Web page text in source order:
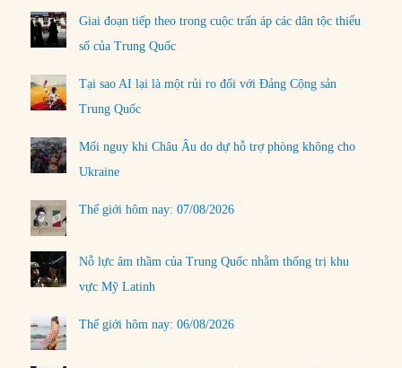
Giai đoạn tiếp theo trong cuộc trấn áp các dân tộc thiểu
số của Trung Quốc
Tại sao AI lại là một rủi ro đối với Đảng Cộng sản
Trung Quốc
Mối nguy khi Châu Âu do dự hỗ trợ phòng không cho
Ukraine
Thế giới hôm nay: 07/08/2026
Nỗ lực âm thầm của Trung Quốc nhằm thống trị khu
vực Mỹ Latinh
Thế giới hôm nay: 06/08/2026